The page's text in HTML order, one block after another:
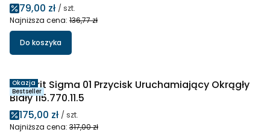
Cena promocyjna
79,00 zł / szt.
Najniższa cena: 136,77 zł
Do koszyka
Okazja
Bestseller
Geberit Sigma 01 Przycisk Uruchamiający Okrągły
Biały 115.770.11.5
Cena promocyjna
175,00 zł / szt.
Najniższa cena: 317,00 zł